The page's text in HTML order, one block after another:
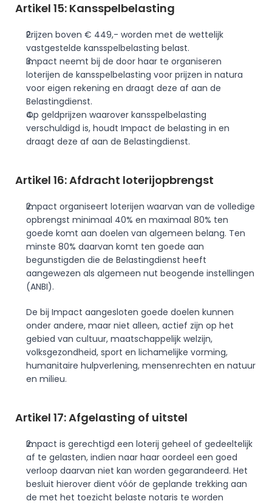
Artikel 15: Kansspelbelasting
Prijzen boven € 449,- worden met de wettelijk
vastgestelde kansspelbelasting belast.
Impact neemt bij de door haar te organiseren
loterijen de kansspelbelasting voor prijzen in natura
voor eigen rekening en draagt deze af aan de
Belastingdienst.
Op geldprijzen waarover kansspelbelasting
verschuldigd is, houdt Impact de belasting in en
draagt deze af aan de Belastingdienst.
Artikel 16: Afdracht loterijopbrengst
Impact organiseert loterijen waarvan van de volledige
opbrengst minimaal 40% en maximaal 80% ten
goede komt aan doelen van algemeen belang. Ten
minste 80% daarvan komt ten goede aan
begunstigden die de Belastingdienst heeft
aangewezen als algemeen nut beogende instellingen
(ANBI).
De bij Impact aangesloten goede doelen kunnen
onder andere, maar niet alleen, actief zijn op het
gebied van cultuur, maatschappelijk welzijn,
volksgezondheid, sport en lichamelijke vorming,
humanitaire hulpverlening, mensenrechten en natuur
en milieu.
Artikel 17: Afgelasting of uitstel
Impact is gerechtigd een loterij geheel of gedeeltelijk
af te gelasten, indien naar haar oordeel een goed
verloop daarvan niet kan worden gegarandeerd. Het
besluit hierover dient vóór de geplande trekking aan
de met het toezicht belaste notaris te worden